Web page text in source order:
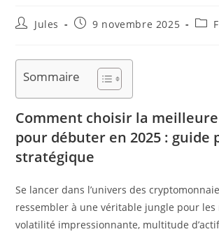
Auteur/autrice
publication :
Jules
Publication
9 novembre 2025
Post
Sommaire
Comment choisir la
pour débuter en 2025 : guide
stratégique
Se lancer dans l’univers des
ressembler à une véritable jungle pour les
volatilité impressionnante, multitude